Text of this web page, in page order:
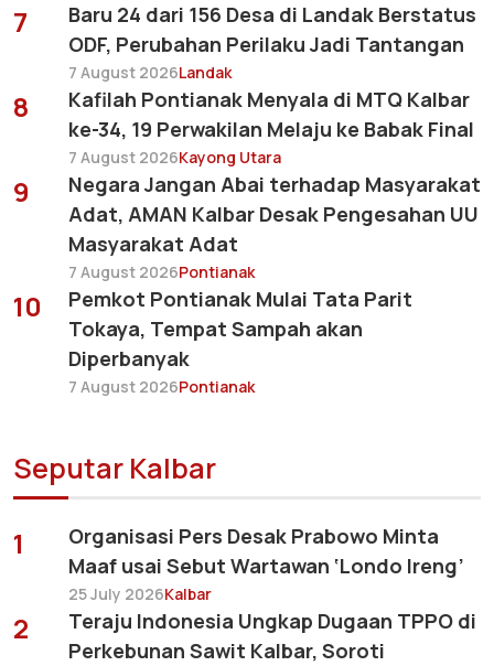
7
Baru 24 dari 156 Desa di Landak Berstatus
ODF, Perubahan Perilaku Jadi Tantangan
7 August 2026Landak
8
Kafilah Pontianak Menyala di MTQ Kalbar
ke-34, 19 Perwakilan Melaju ke Babak Final
7 August 2026Kayong Utara
9
Negara Jangan Abai terhadap Masyarakat
Adat, AMAN Kalbar Desak Pengesahan UU
Masyarakat Adat
7 August 2026Pontianak
10
Pemkot Pontianak Mulai Tata Parit
Tokaya, Tempat Sampah akan
Diperbanyak
7 August 2026Pontianak
Seputar Kalbar
1
Organisasi Pers Desak Prabowo Minta
Maaf usai Sebut Wartawan ‘Londo Ireng’
25 July 2026Kalbar
2
Teraju Indonesia Ungkap Dugaan TPPO di
Perkebunan Sawit Kalbar, Soroti